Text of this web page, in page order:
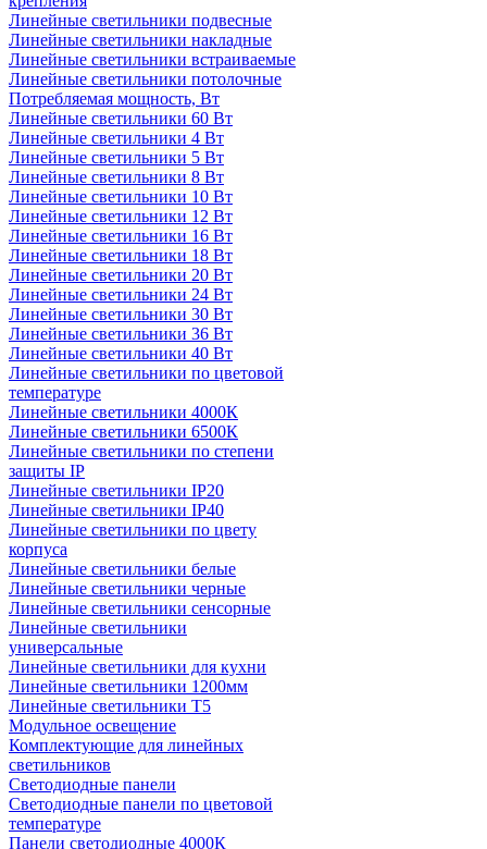
Линейные светильники подвесные
Линейные светильники накладные
Линейные светильники встраиваемые
Линейные светильники потолочные
Потребляемая мощность, Вт
Линейные светильники 60 Вт
Линейные светильники 4 Вт
Линейные светильники 5 Вт
Линейные светильники 8 Вт
Линейные светильники 10 Вт
Линейные светильники 12 Вт
Линейные светильники 16 Вт
Линейные светильники 18 Вт
Линейные светильники 20 Вт
Линейные светильники 24 Вт
Линейные светильники 30 Вт
Линейные светильники 36 Вт
Линейные светильники 40 Вт
Линейные светильники по цветовой
температуре
Линейные светильники 4000К
Линейные светильники 6500К
Линейные светильники по степени
защиты IP
Линейные светильники IP20
Линейные светильники IP40
Линейные светильники по цвету
корпуса
Линейные светильники белые
Линейные светильники черные
Линейные светильники сенсорные
Линейные светильники
универсальные
Линейные светильники для кухни
Линейные светильники 1200мм
Линейные светильники Т5
Модульное освещение
Комплектующие для линейных
светильников
Светодиодные панели
Светодиодные панели по цветовой
температуре
Панели светодиодные 4000К